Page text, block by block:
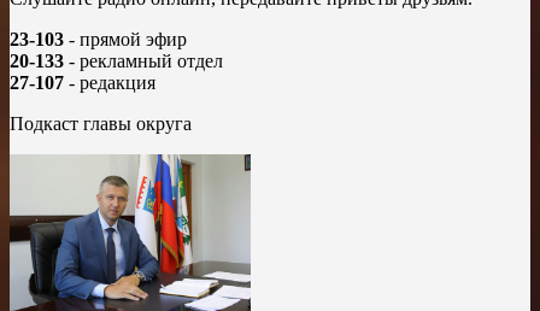
23-103 - прямой эфир
20-133 - рекламный отдел
27-107 - редакция
Подкаст главы округа